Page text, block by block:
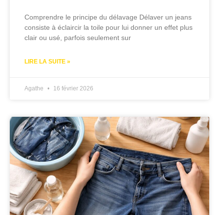
Comprendre le principe du délavage Délaver un jeans
consiste à éclaircir la toile pour lui donner un effet plus
clair ou usé, parfois seulement sur
LIRE LA SUITE »
Agathe 16 février 2026